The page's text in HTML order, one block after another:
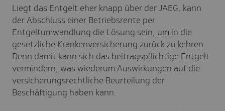
Liegt das Entgelt eher knapp über der JAEG, kann
der Abschluss einer Betriebsrente per
Entgeltumwandlung die Lösung sein, um in die
gesetzliche Krankenversicherung zurück zu kehren.
Denn damit kann sich das beitragspflichtige Entgelt
vermindern, was wiederum Auswirkungen auf die
versicherungsrechtliche Beurteilung der
Beschäftigung haben kann.